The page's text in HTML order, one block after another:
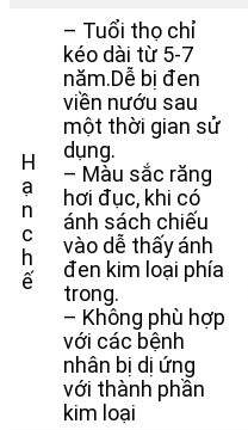
H
ạ
n
c
h
ế
– Tuổi thọ chỉ
kéo dài từ 5-7
năm.Dễ bị đen
viền nướu sau
một thời gian sử
dụng.
– Màu sắc răng
hơi đục, khi có
ánh sách chiếu
vào dễ thấy ánh
đen kim loại phía
trong.
– Không phù hợp
với các bệnh
nhân bị dị ứng
với thành phần
kim loại